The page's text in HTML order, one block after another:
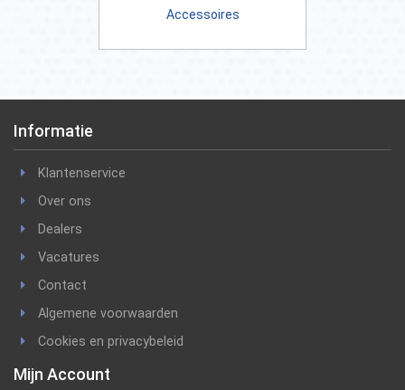
Accessoires
Informatie
Klantenservice
Over ons
Dealers
Vacatures
Contact
Algemene voorwaarden
Cookies en privacybeleid
Mijn Account